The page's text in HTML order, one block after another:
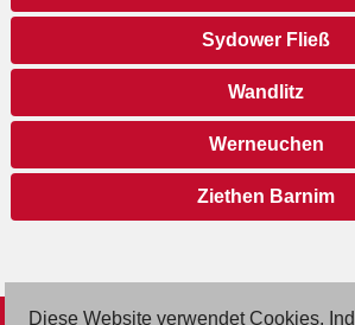
Sydower Fließ
Wandlitz
Werneuchen
Ziethen Barnim
Diese Website verwendet Cookies.